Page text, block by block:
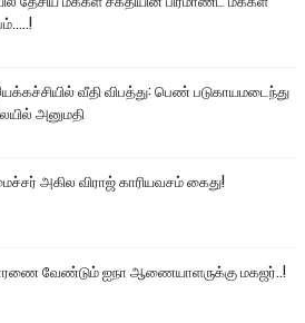
வீதி விபத்து: பெண் படுகாயமடைந்து
அனுமதி
அகில விராஜ் காரியவசம் கைது!
வேண்டும் ஐநா ஆணையாளருக்கு மகஜர்..!